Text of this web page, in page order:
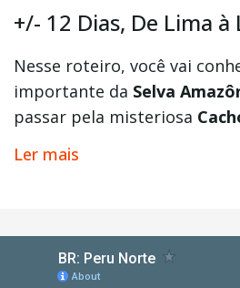
+/- 12 Dias, De Lima à
Nesse roteiro, você vai
importante da Selva
passar pela misteriosa
(A terceira maior cachoeira
também conhecer as
Chan Chan e Kuélaponde
mais da história do Império
Ler mais